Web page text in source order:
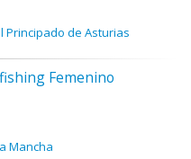
Principado de Asturias
Femenino
Mancha